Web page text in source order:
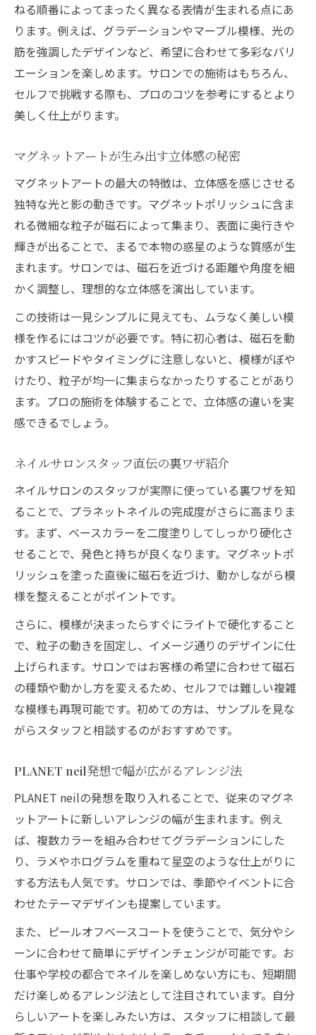
ねる順番によってまったく異なる表情が生まれる点にあ
ります。例えば、グラデーションやマーブル模様、光の
筋を強調したデザインなど、希望に合わせて多彩なバリ
エーションを楽しめます。サロンでの施術はもちろん、
セルフで挑戦する際も、プロのコツを参考にするとより
美しく仕上がります。
マグネットアートが生み出す立体感の秘密
マグネットアートの最大の特徴は、立体感を感じさせる
独特な光と影の動きです。マグネットポリッシュに含ま
れる微細な粒子が磁石によって集まり、表面に奥行きや
輝きが出ることで、まるで本物の惑星のような質感が生
まれます。サロンでは、磁石を近づける距離や角度を細
かく調整し、理想的な立体感を演出しています。
この技術は一見シンプルに見えても、ムラなく美しい模
様を作るにはコツが必要です。特に初心者は、磁石を動
かすスピードやタイミングに注意しないと、模様がぼや
けたり、粒子が均一に集まらなかったりすることがあり
ます。プロの施術を体験することで、立体感の違いを実
感できるでしょう。
ネイルサロンスタッフ直伝の裏ワザ紹介
ネイルサロンのスタッフが実際に使っている裏ワザを知
ることで、プラネットネイルの完成度がさらに高まりま
す。まず、ベースカラーを二度塗りしてしっかり硬化さ
せることで、発色と持ちが良くなります。マグネットポ
リッシュを塗った直後に磁石を近づけ、動かしながら模
様を整えることがポイントです。
さらに、模様が決まったらすぐにライトで硬化すること
で、粒子の動きを固定し、イメージ通りのデザインに仕
上げられます。サロンではお客様の希望に合わせて磁石
の種類や動かし方を変えるため、セルフでは難しい複雑
な模様も再現可能です。初めての方は、サンプルを見な
がらスタッフと相談するのがおすすめです。
PLANET neil発想で幅が広がるアレンジ法
PLANET neilの発想を取り入れることで、従来のマグネ
ットアートに新しいアレンジの幅が生まれます。例え
ば、複数カラーを組み合わせてグラデーションにした
り、ラメやホログラムを重ねて星空のような仕上がりに
する方法も人気です。サロンでは、季節やイベントに合
わせたテーマデザインも提案しています。
また、ピールオフベースコートを使うことで、気分やシ
ーンに合わせて簡単にデザインチェンジが可能です。お
仕事や学校の都合でネイルを楽しめない方にも、短期間
だけ楽しめるアレンジ法として注目されています。自分
らしいアートを楽しみたい方は、スタッフに相談して最